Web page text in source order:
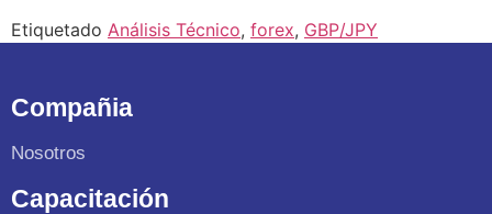
Etiquetado Análisis Técnico, forex, GBP/JPY
Compañia
Nosotros
Capacitación